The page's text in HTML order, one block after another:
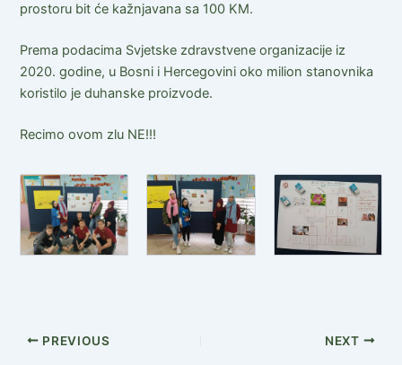
prostoru bit će kažnjavana sa 100 KM.
Prema podacima Svjetske zdravstvene organizacije iz
2020. godine, u Bosni i Hercegovini oko milion stanovnika
koristilo je duhanske proizvode.
Recimo ovom zlu NE!!!
PREVIOUS NEXT